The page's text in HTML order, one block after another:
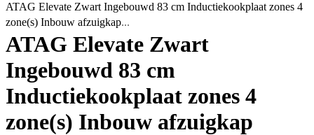
ATAG Elevate Zwart Ingebouwd 83 cm Inductiekookplaat zones 4
zone(s) Inbouw afzuigkap
ATAG Elevate Zwart
Ingebouwd 83 cm
Inductiekookplaat zones 4
zone(s) Inbouw afzuigkap